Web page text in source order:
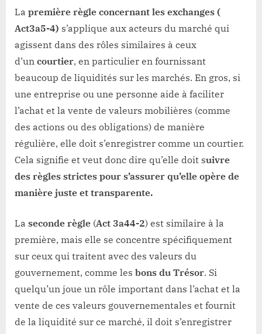
La première règle concernant les exchanges (
Act3a5-4) s’applique aux acteurs du marché qui
agissent dans des rôles similaires à ceux
d’un courtier, en particulier en fournissant
beaucoup de liquidités sur les marchés. En gros, si
une entreprise ou une personne aide à faciliter
l’achat et la vente de valeurs mobilières (comme
des actions ou des obligations) de manière
régulière, elle doit s’enregistrer comme un courtier.
Cela signifie et veut donc dire qu’elle doit suivre
des règles strictes pour s’assurer qu’elle opère de
manière juste et transparente.
La seconde règle (Act 3a44-2) est similaire à la
première, mais elle se concentre spécifiquement
sur ceux qui traitent avec des valeurs du
gouvernement, comme les bons du Trésor. Si
quelqu’un joue un rôle important dans l’achat et la
vente de ces valeurs gouvernementales et fournit
de la liquidité sur ce marché, il doit s’enregistrer